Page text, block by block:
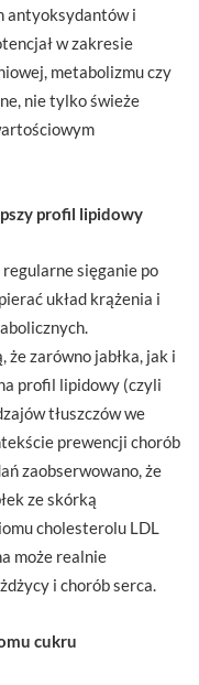
antyoksydantów i
w zakresie
metabolizmu czy
nie tylko świeże
profil lipidowy
sięganie po
układ krążenia i
że zarówno jabłka, jak i
profil lipidowy (czyli
tłuszczów we
prewencji chorób
zaobserwowano, że
ze skórką
cholesterolu LDL
może realnie
i chorób serca.
cukru